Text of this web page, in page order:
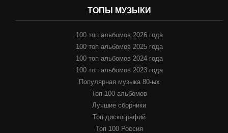
ТОПЫ МУЗЫКИ
100 топ альбомов 2026 года
100 топ альбомов 2025 года
100 топ альбомов 2024 года
100 топ альбомов 2023 года
Популярная музыка 80-ых
Топ 100 альбомов
Лучшие сборники
Топ дискографий
Топ 100 Россия